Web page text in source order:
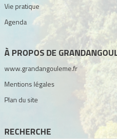
Vie pratique
Agenda
À PROPOS DE
www.grandangouleme.fr
Mentions légales
Plan du site
RECHERCHE